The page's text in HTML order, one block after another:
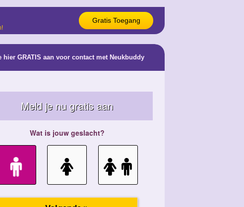
Gratis Toegang
hier GRATIS aan voor contact met Neukbuddy